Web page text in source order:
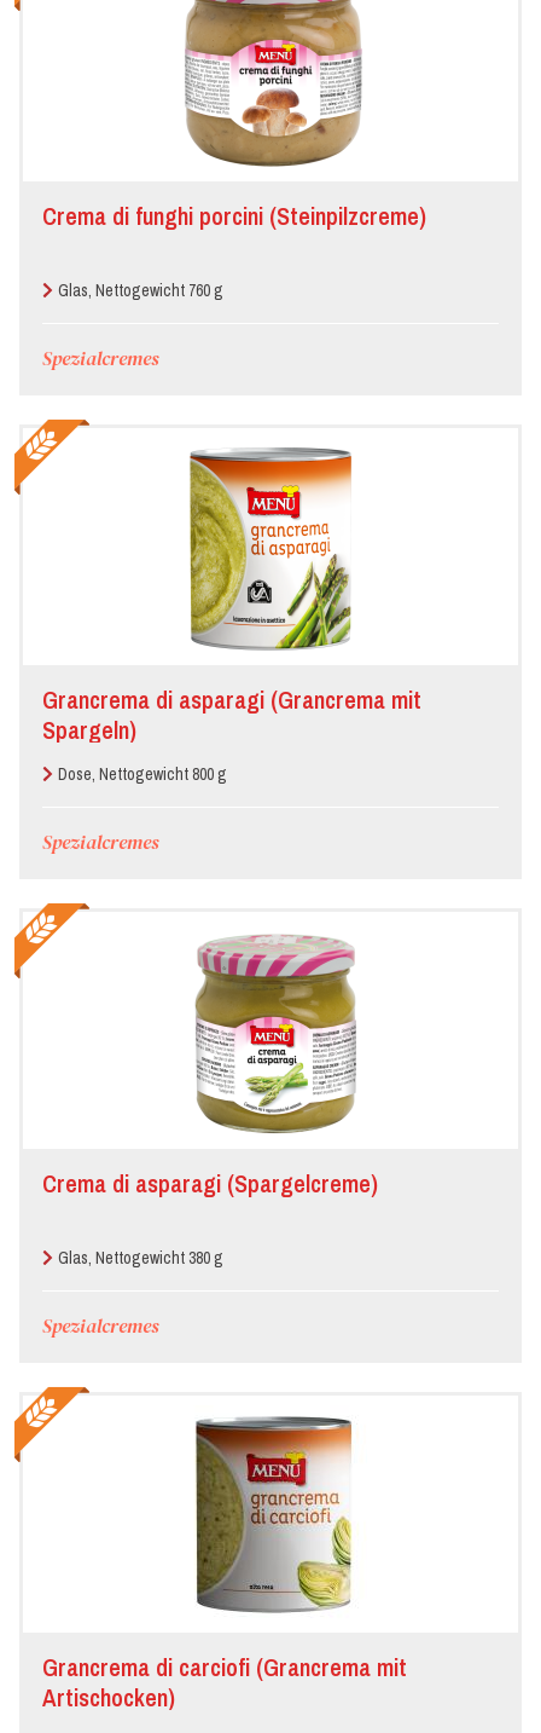
Crema di funghi porcini (Steinpilzcreme)
Glas, Nettogewicht 760 g
Spezialcremes
Grancrema di asparagi (Grancrema mit
Spargeln)
Dose, Nettogewicht 800 g
Spezialcremes
Crema di asparagi (Spargelcreme)
Glas, Nettogewicht 380 g
Spezialcremes
Grancrema di carciofi (Grancrema mit
Artischocken)